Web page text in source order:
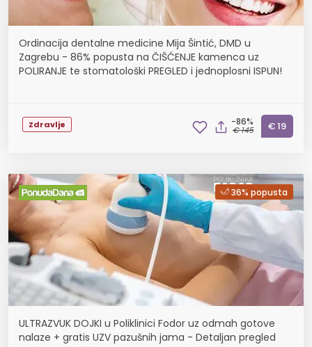
Ordinacija dentalne medicine Mija Šintić, DMD u
Zagrebu - 86% popusta na ČIŠĆENJE kamenca uz
POLIRANJE te stomatološki PREGLED i jednoplosni ISPUN!
Zdravlje -86%
€ 145 € 19
36% popusta
ULTRAZVUK DOJKI u Poliklinici Fodor uz odmah gotove
nalaze + gratis UZV pazušnih jama - Detaljan pregled